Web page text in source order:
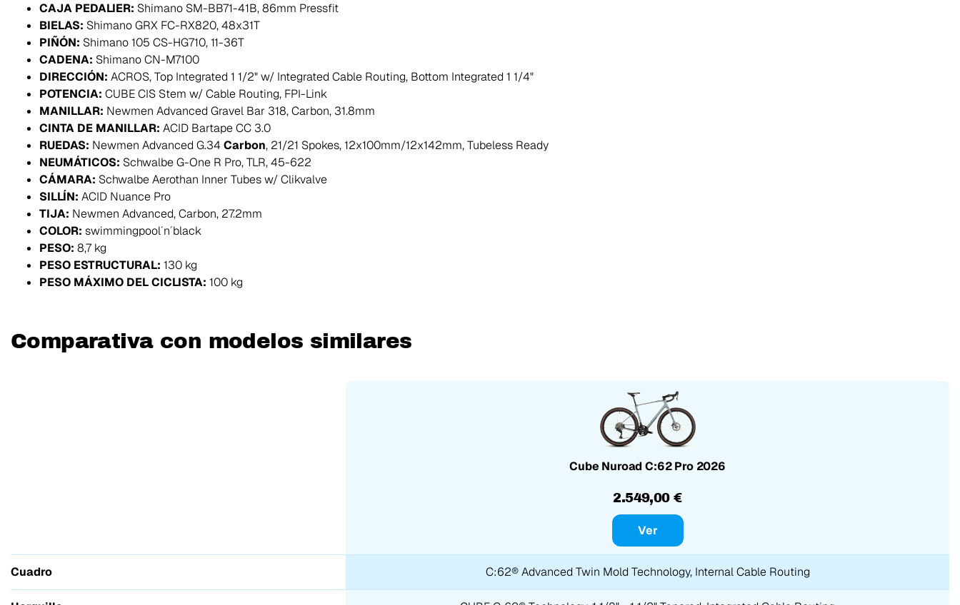
CAJA PEDALIER: Shimano SM-BB71-41B, 86mm Pressfit
BIELAS: Shimano GRX FC-RX820, 48x31T
PIÑÓN: Shimano 105 CS-HG710, 11-36T
CADENA: Shimano CN-M7100
DIRECCIÓN: ACROS, Top Integrated 1 1/2" w/ Integrated Cable Routing, Bottom Integrated 1 1/4"
POTENCIA: CUBE CIS Stem w/ Cable Routing, FPI-Link
MANILLAR: Newmen Advanced Gravel Bar 318, Carbon, 31.8mm
CINTA DE MANILLAR: ACID Bartape CC 3.0
RUEDAS: Newmen Advanced G.34 Carbon, 21/21 Spokes, 12x100mm/12x142mm, Tubeless Ready
NEUMÁTICOS: Schwalbe G-One R Pro, TLR, 45-622
CÁMARA: Schwalbe Aerothan Inner Tubes w/ Clikvalve
SILLÍN: ACID Nuance Pro
TIJA: Newmen Advanced, Carbon, 27.2mm
COLOR: swimmingpool´n´black
PESO: 8,7 kg
PESO ESTRUCTURAL: 130 kg
PESO MÁXIMO DEL CICLISTA: 100 kg
Comparativa con modelos similares
Cube Nuroad C:62 Pro 2026
2.549,00 €
Ver
Cuadro C:62® Advanced Twin Mold Technology, Internal Cable Routing